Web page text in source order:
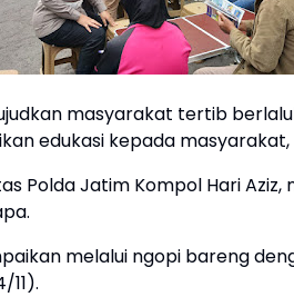
masyarakat tertib
edukasi kepada
Polda Jatim Kompol Hari
melalui ngopi bareng
11).